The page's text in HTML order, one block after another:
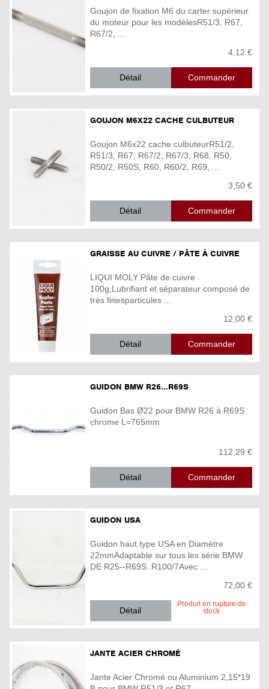
Goujon de fixation M6 du carter supérieur
du moteur pour les modèlesR51/3, R67,
R67/2, ...
4,12 €
Détail
GOUJON M6X22 CACHE CULBUTEUR
Goujon M6x22 cache culbuteurR51/2,
R51/3, R67, R67/2, R67/3, R68, R50,
R50/2, R50S, R60, R60/2, R69, ...
3,50 €
Détail
GRAISSE AU CUIVRE / PÂTE À CUIVRE
LIQUI MOLY Pâte de cuivre
100g,Lubrifiant et séparateur composé de
très finesparticules ...
12,00 €
Détail
GUIDON BMW R26...R69S
Guidon Bas Ø22 pour BMW R26 à R69S
chrome L=765mm
112,29 €
Détail
GUIDON USA
Guidon haut type USA en Diamètre
22mmAdaptable sur tous les série BMW
DE R25--R69S..R100/7Avec ...
72,00 €
Produit en rupture de
stock
Détail
JANTE ACIER CHROMÉ
Jante Acier Chromé ou Aluminium 2,15*19